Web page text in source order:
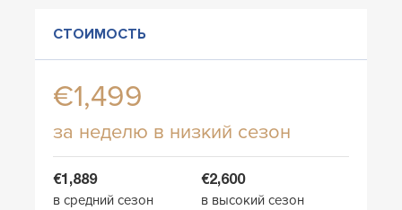
СТОИМОСТЬ
€1,499
за неделю в низкий сезон
€1,889
в средний сезон
€2,600
в высокий сезон